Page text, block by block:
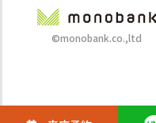
©monobank.co.,ltd